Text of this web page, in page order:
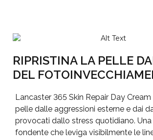
RIPRISTINA LA PELLE
DEL
Lancaster 365 Skin Repair Day
pelle dalle aggressioni esterne e dai
provocati dallo stress quotidiano.
fondente che leviga visibilmente le